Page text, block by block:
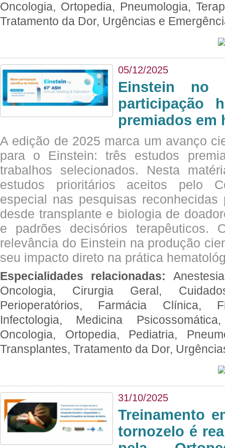
Oncologia, Ortopedia, Pneumologia,
Tratamento da Dor, Urgências e
05/12/2025
Einstein no
participação
premiados em
A edição de 2025 marca um avanço
para o Einstein: três estudos
trabalhos selecionados. Nesta
estudos prioritários aceitos pelo
especial nas pesquisas
desde transplante e biologia de
e padrões decisórios terapêuticos.
relevância do Einstein na produção
seu impacto direto na prática
Especialidades relacionadas:
Oncologia, Cirurgia Geral,
Perioperatórios, Farmácia Clínica,
Infectologia, Medicina
Oncologia, Ortopedia, Pediatria,
Transplantes, Tratamento da Dor,
31/10/2025
Treinamento
tornozelo é